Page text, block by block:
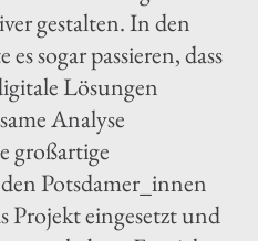
gestalten. In den
sogar passieren, dass
Lösungen
Analyse
großartige
Potsdamer_innen
Projekt eingesetzt und